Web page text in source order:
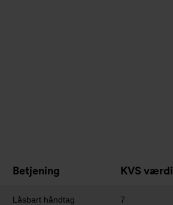
Betjening KVS værdi
Låsbart håndtag 7